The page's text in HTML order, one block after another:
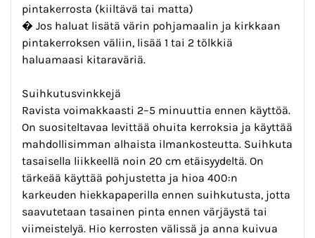
pintakerrosta (kiiltävä tai matta)
� Jos haluat lisätä värin pohjamaalin ja kirkkaan
pintakerroksen väliin, lisää 1 tai 2 tölkkiä
haluamaasi kitaraväriä.
Suihkutusvinkkejä
Ravista voimakkaasti 2–5 minuuttia ennen käyttöä.
On suositeltavaa levittää ohuita kerroksia ja käyttää
mahdollisimman alhaista ilmankosteutta. Suihkuta
tasaisella liikkeellä noin 20 cm etäisyydeltä. On
tärkeää käyttää pohjustetta ja hioa 400:n
karkeuden hiekkapaperilla ennen suihkutusta, jotta
saavutetaan tasainen pinta ennen värjäystä tai
viimeistelyä. Hio kerrosten välissä ja anna kuivua